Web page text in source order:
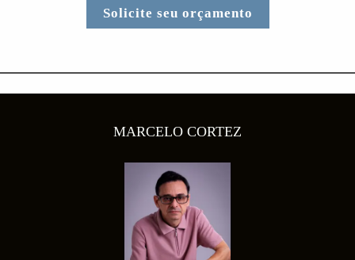
Solicite seu orçamento
MARCELO CORTEZ